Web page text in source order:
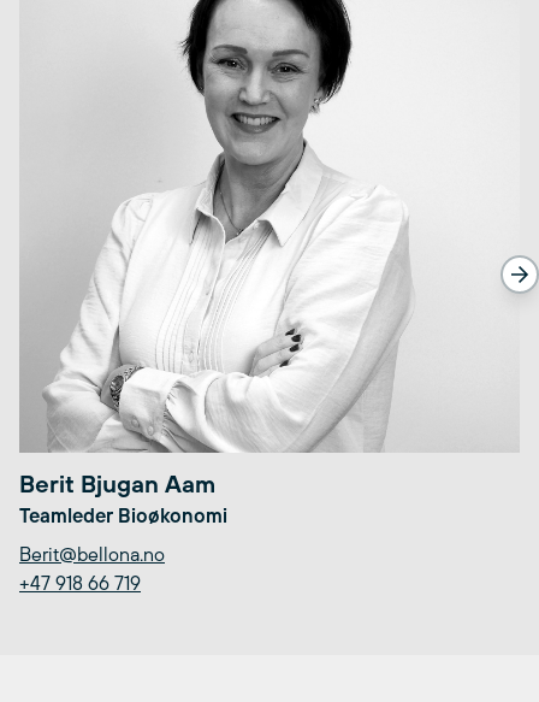
Berit Bjugan Aam
Teamleder Bioøkonomi
Berit@bellona.no
+47 918 66 719